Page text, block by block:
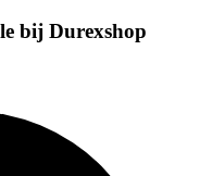
bij Durexshop